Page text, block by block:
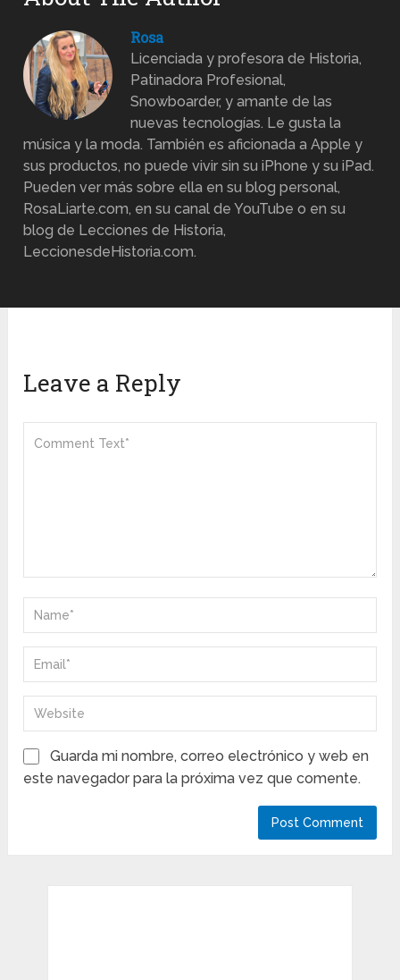
Rosa
Licenciada y profesora de Historia,
Patinadora Profesional,
Snowboarder, y amante de las
nuevas tecnologías. Le gusta la
música y la moda. También es aficionada a Apple y
sus productos, no puede vivir sin su iPhone y su iPad.
Pueden ver más sobre ella en su blog personal,
RosaLiarte.com, en su canal de YouTube o en su
blog de Lecciones de Historia,
LeccionesdeHistoria.com.
Leave a Reply
Guarda mi nombre, correo electrónico y web en
este navegador para la próxima vez que comente.